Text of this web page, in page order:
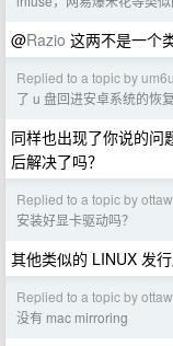
@Razio 这两不是一个
Replied to a topic by
了 u 盘回进安卓系统的恢
同样也出现了你说的问
后解决了吗？
Replied to a topic by
安装好显卡驱动吗？
其他类似的 LINUX 发
Replied to a topic by
没有 mac mirroring